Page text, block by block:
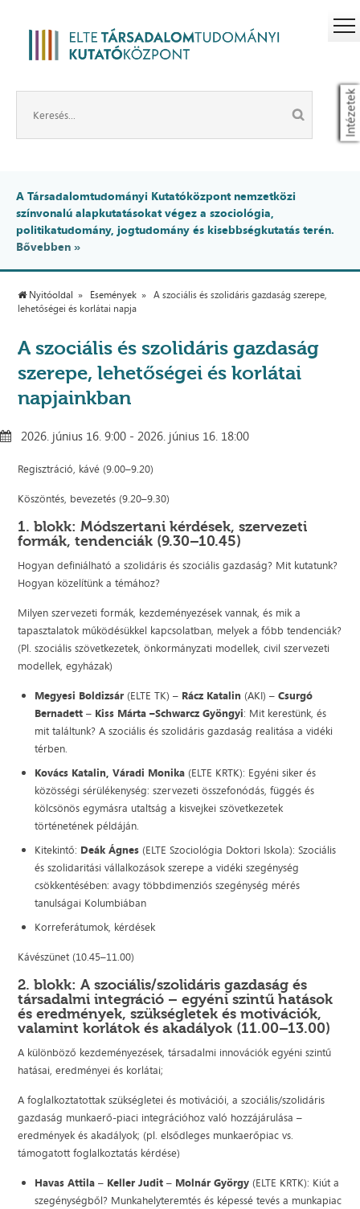
Intézetek
A Társadalomtudományi Kutatóközpont nemzetközi
színvonalú alapkutatásokat végez a szociológia,
politikatudomány, jogtudomány és kisebbségkutatás terén.
Bővebben »
Nyitóoldal Események
A szociális és szolidáris gazdaság szerepe,
lehetőségei és korlátai napja
A szociális és szolidáris gazdaság
szerepe, lehetőségei és korlátai
napjainkban
2026. június 16. 9:00 - 2026. június 16. 18:00
Regisztráció, kávé (9.00–9.20)
Köszöntés, bevezetés (9.20–9.30)
1. blokk: Módszertani kérdések, szervezeti
formák, tendenciák (9.30–10.45)
Hogyan definiálható a szolidáris és szociális gazdaság? Mit kutatunk?
Hogyan közelítünk a témához?
Milyen szervezeti formák, kezdeményezések vannak, és mik a
tapasztalatok működésükkel kapcsolatban, melyek a főbb tendenciák?
(Pl. szociális szövetkezetek, önkormányzati modellek, civil szervezeti
modellek, egyházak)
Megyesi Boldizsár(ELTE TK) – Rácz Katalin(AKI) –Csurgó
Bernadett– Kiss Márta –Schwarcz Gyöngyi: Mit kerestünk, és
mit találtunk? A szociális és szolidáris gazdaság realitása a vidéki
térben.
Kovács Katalin, Váradi Monika (ELTE KRTK): Egyéni siker és
közösségi sérülékenység: szervezeti összefonódás, függés és
kölcsönös egymásra utaltság a kisvejkei szövetkezetek
történetének példáján.
Kitekintő: Deák Ágnes(ELTE Szociológia Doktori Iskola): Szociális
és szolidaritási vállalkozások szerepe a vidéki szegénység
csökkentésében: avagy többdimenziós szegénység mérés
tanulságai Kolumbiában
Korreferátumok, kérdések
Kávészünet (10.45–11.00)
2. blokk: A szociális/szolidáris gazdaság és
társadalmi integráció – egyéni szintű hatások
és eredmények, szükségletek és motivációk,
valamint korlátok és akadályok (11.00–13.00)
A különböző kezdeményezések, társadalmi innovációk egyéni szintű
hatásai, eredményei és korlátai;
A foglalkoztatottak szükségletei és motivációi, a szociális/szolidáris
gazdaság munkaerő-piaci integrációhoz való hozzájárulása –
eredmények és akadályok; (pl. elsődleges munkaerőpiac vs.
támogatott foglalkoztatás kérdése)
Havas Attila– Keller Judit–Molnár György(ELTE KRTK): Kiút a
szegénységből? Munkahelyteremtés és képessé tevés a munkapiac